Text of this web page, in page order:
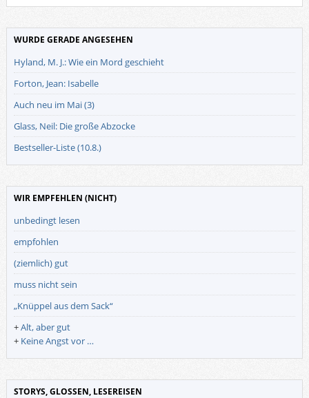
WURDE GERADE ANGESEHEN
Hyland, M. J.: Wie ein Mord geschieht
Forton, Jean: Isabelle
Auch neu im Mai (3)
Glass, Neil: Die große Abzocke
Bestseller-Liste (10.8.)
WIR EMPFEHLEN (NICHT)
unbedingt lesen
empfohlen
(ziemlich) gut
muss nicht sein
„Knüppel aus dem Sack“
+Alt, aber gut
+ Keine Angst vor …
STORYS, GLOSSEN, LESEREISEN